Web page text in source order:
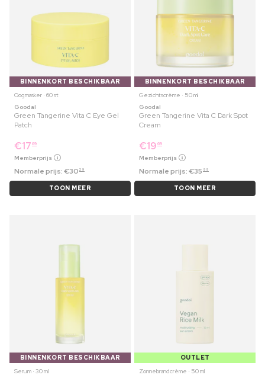
BINNENKORT BESCHIKBAAR
Oogmasker ⋅ 60 st
Goodal
Green Tangerine Vita C Eye Gel
Patch
€17 69
Memberprijs
Normale prijs:€30 29
TOON MEER
BINNENKORT BESCHIKBAAR
Gezichtscrème ⋅ 50 ml
Goodal
Green Tangerine Vita C Dark Spot
Cream
€19 69
Memberprijs
Normale prijs:€35 99
TOON MEER
BINNENKORT BESCHIKBAAR
Serum ⋅ 30 ml
OUTLET
Zonnebrandcrème ⋅ 50 ml